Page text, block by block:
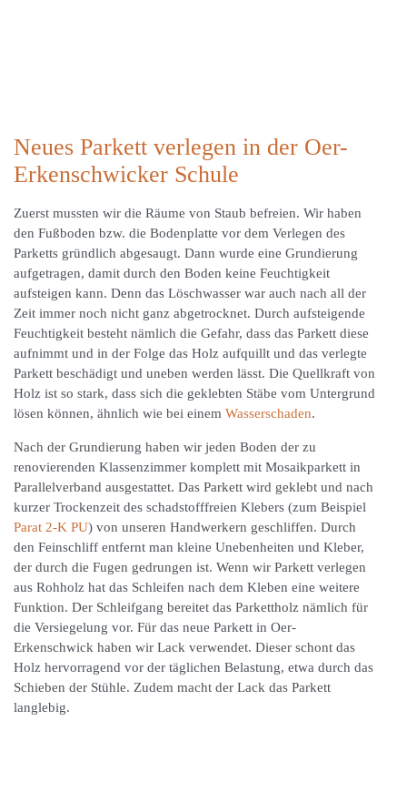
Neues Parkett verlegen in der Oer-
Erkenschwicker Schule
Zuerst mussten wir die Räume von Staub befreien. Wir haben
den Fußboden bzw. die Bodenplatte vor dem Verlegen des
Parketts gründlich abgesaugt. Dann wurde eine Grundierung
aufgetragen, damit durch den Boden keine Feuchtigkeit
aufsteigen kann. Denn das Löschwasser war auch nach all der
Zeit immer noch nicht ganz abgetrocknet. Durch aufsteigende
Feuchtigkeit besteht nämlich die Gefahr, dass das Parkett diese
aufnimmt und in der Folge das Holz aufquillt und das verlegte
Parkett beschädigt und uneben werden lässt. Die Quellkraft von
Holz ist so stark, dass sich die geklebten Stäbe vom Untergrund
lösen können, ähnlich wie bei einem Wasserschaden.
Nach der Grundierung haben wir jeden Boden der zu
renovierenden Klassenzimmer komplett mit Mosaikparkett in
Parallelverband ausgestattet. Das Parkett wird geklebt und nach
kurzer Trockenzeit des schadstofffreien Klebers (zum Beispiel
Parat 2-K PU) von unseren Handwerkern geschliffen. Durch
den Feinschliff entfernt man kleine Unebenheiten und Kleber,
der durch die Fugen gedrungen ist. Wenn wir Parkett verlegen
aus Rohholz hat das Schleifen nach dem Kleben eine weitere
Funktion. Der Schleifgang bereitet das Parkettholz nämlich für
die Versiegelung vor. Für das neue Parkett in Oer-
Erkenschwick haben wir Lack verwendet. Dieser schont das
Holz hervorragend vor der täglichen Belastung, etwa durch das
Schieben der Stühle. Zudem macht der Lack das Parkett
langlebig.